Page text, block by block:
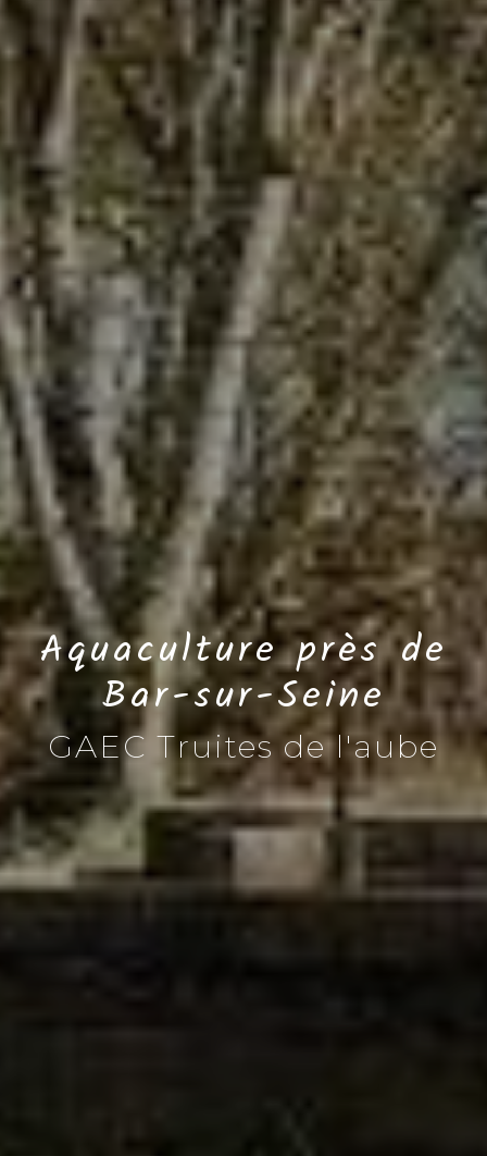
Aquaculture près de
Bar-sur-Seine
GAEC Truites de l'aube